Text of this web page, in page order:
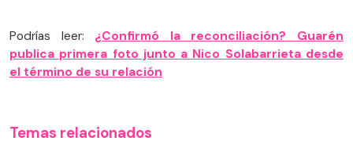
Podrías leer: ¿Confirmó la reconciliación? Guarén
publica primera foto junto a Nico Solabarrieta desde
el término de su relación
Temas relacionados